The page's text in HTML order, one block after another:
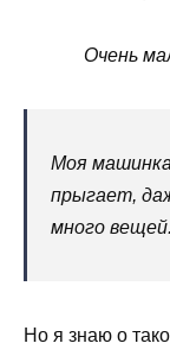
Очень
Моя машинка
прыгает,
много вещей.
Но я знаю о